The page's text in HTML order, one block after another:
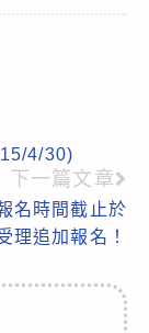
4/30)
下一篇文章
名時間截止於
理追加報名！